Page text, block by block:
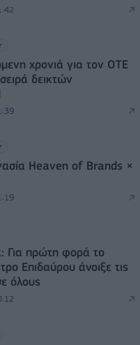
χρονιά για τον ΟΤΕ
δεικτών
Heaven of Brands ×
Για πρώτη φορά το
Επιδαύρου άνοιξε τις
όλους